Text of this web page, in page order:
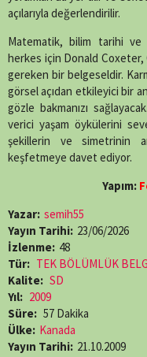
açılarıyla değerlendirilir.
Matematik, bilim tarihi ve
herkes için Donald Coxeter,
gereken bir belgeseldir.
görsel açıdan etkileyici bir
gözle bakmanızı
verici yaşam öykülerini
şekillerin ve simetrinin
keşfetmeye davet ediyor.
Yapım:
Yazar: semih55
Yayın Tarihi: 23/06/2026
İzlenme: 48
Tür: TEK BÖLÜMLÜK
Kalite: SD
Yıl: 2009
Süre: 57 Dakika
Ülke: Kanada
Yayın Tarihi: 21.10.2009